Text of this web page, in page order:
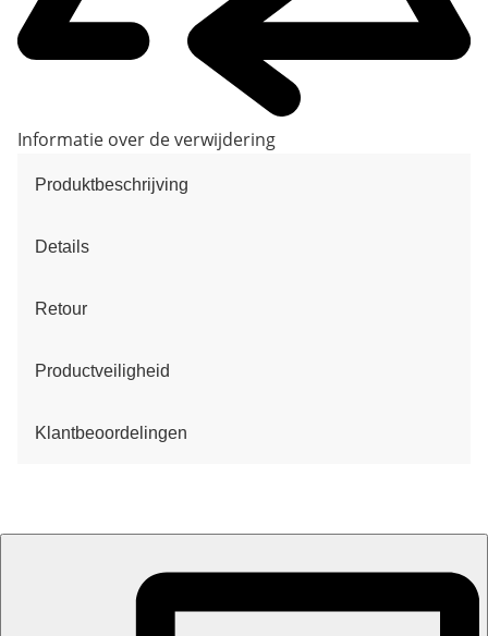
Informatie over de verwijdering
Produktbeschrijving
Details
Retour
Productveiligheid
Klantbeoordelingen